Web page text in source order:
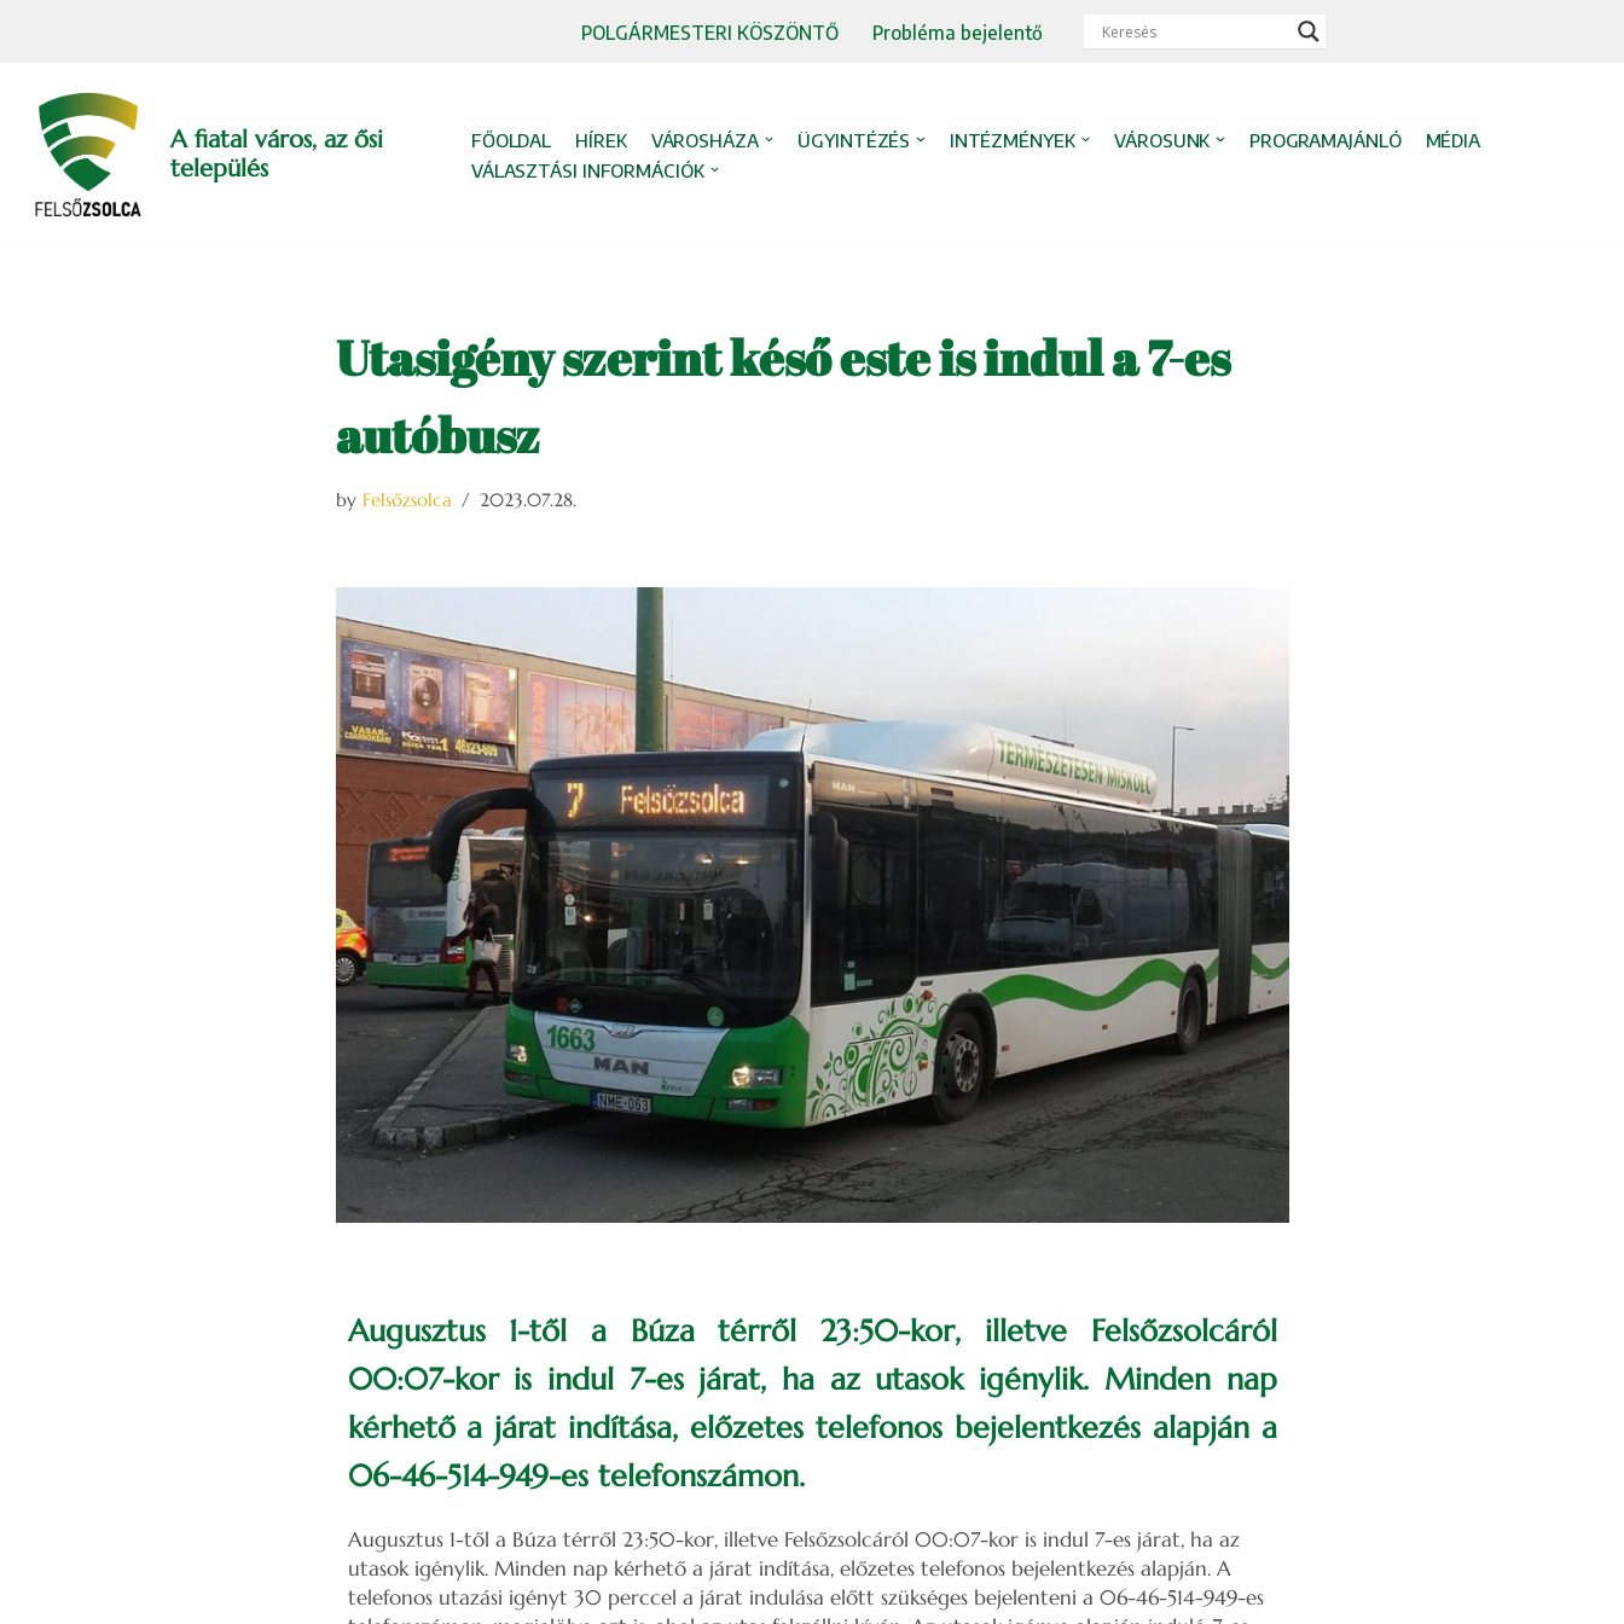
content
POLGÁRMESTERI KÖSZÖNTŐ Probléma bejelentő
A fiatal város, az ősi
település
FŐOLDAL HÍREK VÁROSHÁZA ÜGYINTÉZÉS INTÉZMÉNYEK VÁROSUNK PROGRAMAJÁNLÓ
MÉDIA
VÁLASZTÁSI INFORMÁCIÓK
Utasigény szerint késő este is indul a 7-es
autóbusz
by Felsőzsolca 2023.07.28.
Augusztus 1-től a Búza térről 23:50-kor, illetve Felsőzsolcáról
00:07-kor is indul 7-es járat, ha az utasok igénylik. Minden nap
kérhető a járat indítása, előzetes telefonos bejelentkezés alapján a
06-46-514-949-es telefonszámon.
Augusztus 1-től a Búza térről 23:50-kor, illetve Felsőzsolcáról 00:07-kor is indul 7-es járat, ha az
utasok igénylik. Minden nap kérhető a járat indítása, előzetes telefonos bejelentkezés alapján. A
telefonos utazási igényt 30 perccel a járat indulása előtt szükséges bejelenteni a 06-46-514-949-es